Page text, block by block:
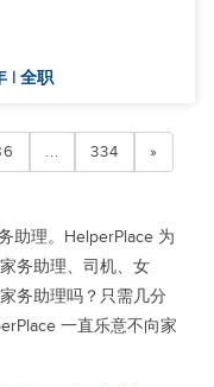
| 全职
... 334 »
助理。HelperPlace 为
务助理、司机、女
务助理吗？只需几分
一直乐意不向家